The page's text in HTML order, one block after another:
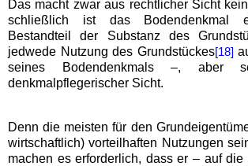
Das macht zwar aus rechtlicher Sicht
schließlich ist das Bodendenkmal
Bestandteil der Substanz des
jedwede Nutzung des Grundstückes[18]
seines Bodendenkmals –, aber
denkmalpflegerischer Sicht.
Denn die meisten für den
wirtschaftlich) vorteilhaften Nutzungen
machen es erforderlich, dass er – auf